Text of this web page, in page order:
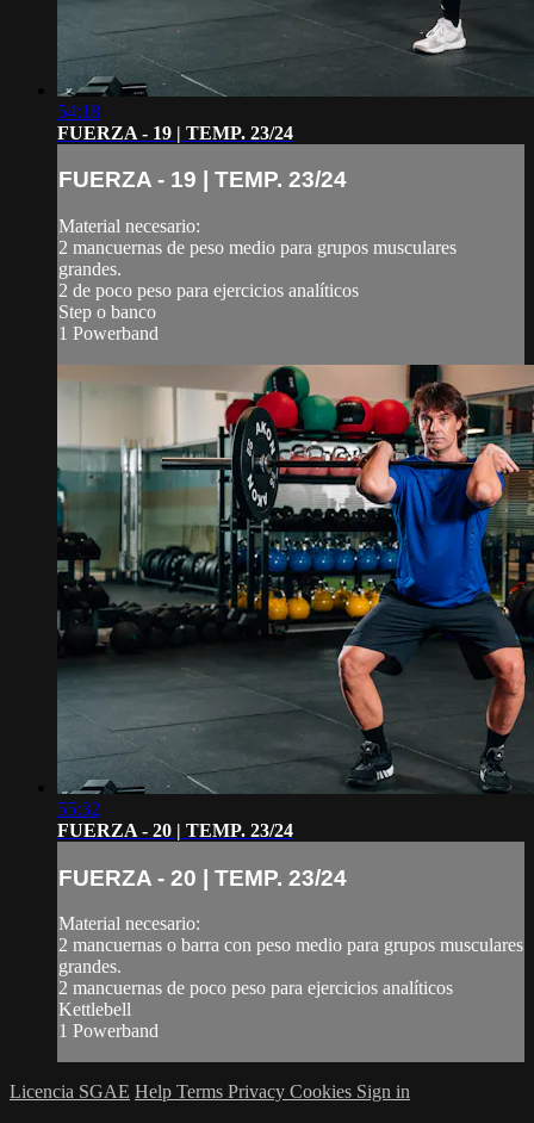
54:18
FUERZA - 19 | TEMP. 23/24
FUERZA - 19 | TEMP. 23/24
Material necesario:
2 mancuernas de peso medio para grupos musculares
grandes.
2 de poco peso para ejercicios analíticos
Step o banco
1 Powerband
55:32
FUERZA - 20 | TEMP. 23/24
FUERZA - 20 | TEMP. 23/24
Material necesario:
2 mancuernas o barra con peso medio para grupos musculares
grandes.
2 mancuernas de poco peso para ejercicios analíticos
Kettlebell
1 Powerband
Licencia SGAE Help Terms Privacy Cookies Sign in